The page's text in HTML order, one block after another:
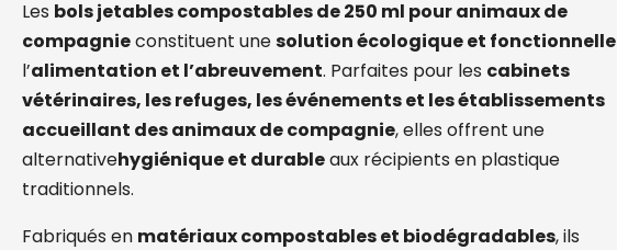
Les bols jetables compostables de 250 ml pour animaux de
compagnieconstituent unesolution écologique et fonctionnelle
l’alimentation et l’abreuvement. Parfaites pour les cabinets
vétérinaires, les refuges, les événements et les établissements
accueillant des animaux de compagnie, elles offrent une
alternativehygiénique et durableaux récipients en plastique
traditionnels.
Fabriqués en matériaux compostables et biodégradables, ils